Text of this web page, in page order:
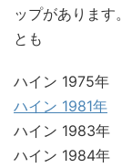
ップがあります
とも
ハイン 1975年
ハイン 1981年
ハイン 1983年
ハイン 1984年